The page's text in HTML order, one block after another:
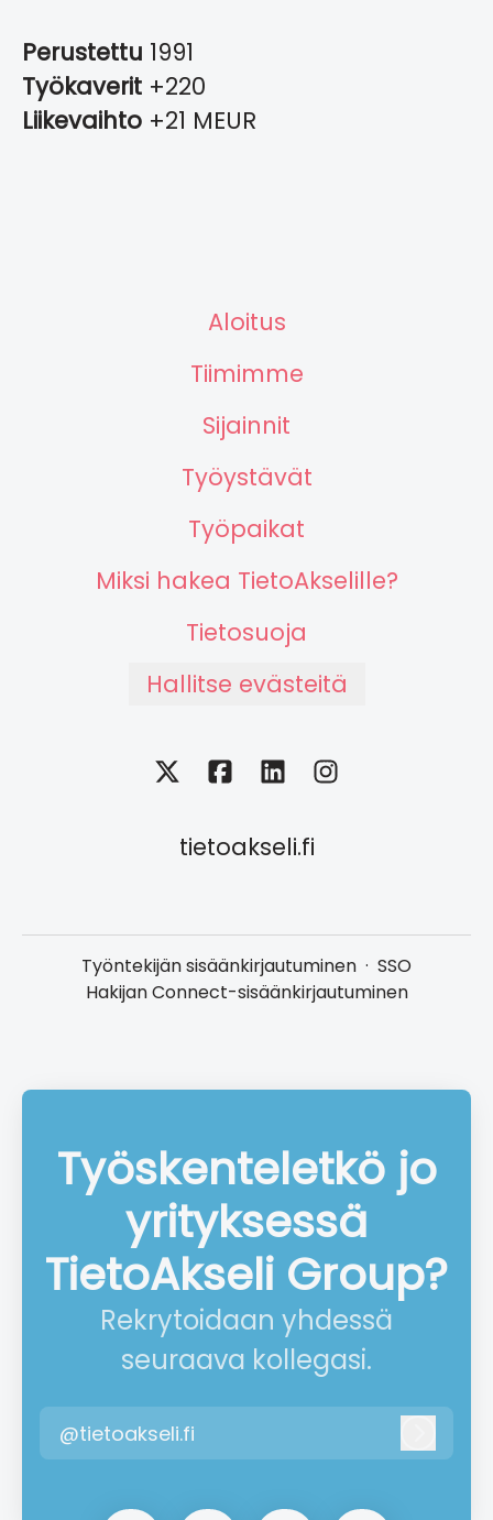
Perustettu 1991
Työkaverit +220
Liikevaihto +21 MEUR
Aloitus
Tiimimme
Sijainnit
Työystävät
Työpaikat
Miksi hakea TietoAkselille?
Tietosuoja
Hallitse evästeitä
tietoakseli.fi
Työntekijän sisäänkirjautuminen · SSO
Hakijan Connect-sisäänkirjautuminen
Työskenteletkö jo
yrityksessä
TietoAkseli Group?
Rekrytoidaan yhdessä
seuraava kollegasi.
@tietoakseli.fi